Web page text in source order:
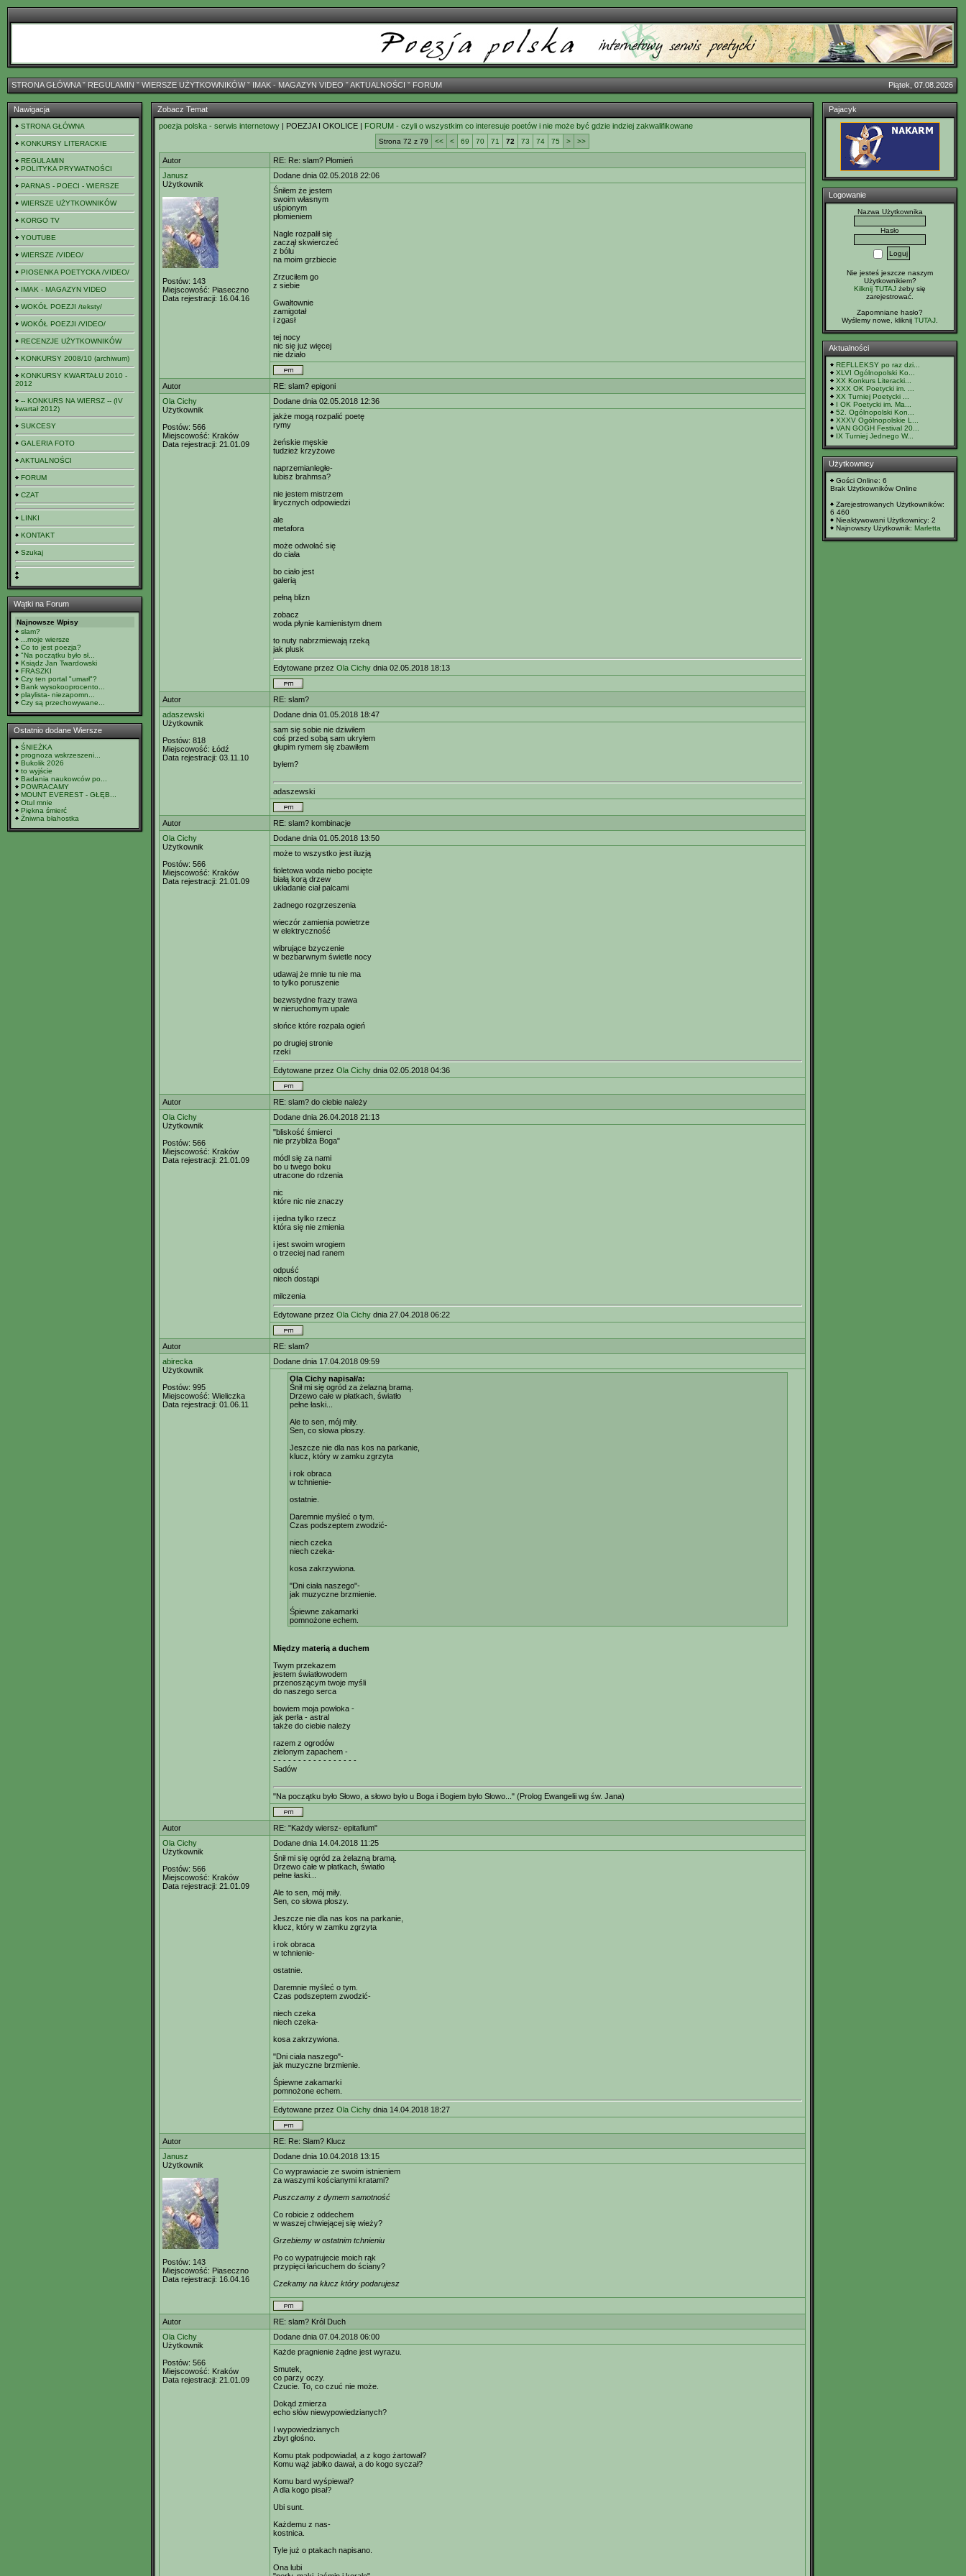
STRONA GŁÓWNAˇ REGULAMIN ˇ WIERSZE UŻYTKOWNIKÓWˇ IMAK - MAGAZYN VIDEO ˇAKTUALNOŚCI ˇ FORUM Piątek, 07.08.2026
Nawigacja
STRONA GŁÓWNA
KONKURSY LITERACKIE
REGULAMIN
POLITYKA PRYWATNOŚCI
PARNAS - POECI - WIERSZE
WIERSZE UŻYTKOWNIKÓW
KORGO TV
YOUTUBE
WIERSZE /VIDEO/
PIOSENKA POETYCKA /VIDEO/
IMAK - MAGAZYN VIDEO
WOKÓŁ POEZJI /teksty/
WOKÓŁ POEZJI /VIDEO/
RECENZJE UŻYTKOWNIKÓW
KONKURSY 2008/10 (archiwum)
KONKURSY KWARTAŁU 2010 -
2012
-- KONKURS NA WIERSZ -- (IV
kwartał 2012)
SUKCESY
GALERIA FOTO
AKTUALNOŚCI
FORUM
CZAT
LINKI
KONTAKT
Szukaj
Wątki na Forum
Najnowsze Wpisy
slam?
...moje wiersze
Co to jest poezja?
"Na początku było sł...
Ksiądz Jan Twardowski
FRASZKI
Czy ten portal "umarł"?
Bank wysokooprocento...
playlista- niezapomn...
Czy są przechowywane...
Ostatnio dodane Wiersze
ŚNIEŻKA
prognoza wskrzeszeni...
Bukolik 2026
to wyjście
Badania naukowców po...
POWRACAMY
MOUNT EVEREST - GŁĘB...
Otul mnie
Piękna śmierć
Żniwna błahostka
Zobacz Temat
poezja polska - serwis internetowy | POEZJA I OKOLICE | FORUM - czyli o wszystkim co interesuje poetów i nie może być gdzie indziej zakwalifikowane
Strona 72 z 79 << < 69 70 71 72 73 74 75 > >>
Autor
RE: Re: slam? Płomień
Janusz
Użytkownik
Postów: 143
Miejscowość: Piaseczno
Data rejestracji: 16.04.16
Dodane dnia 02.05.2018 22:06
Śniłem że jestem
swoim własnym
uśpionym
płomieniem
Nagle rozpalił się
zaczął skwierczeć
z bólu
na moim grzbiecie
Zrzuciłem go
z siebie
Gwałtownie
zamigotał
i zgasł
tej nocy
nic się już więcej
nie działo
Autor
RE: slam? epigoni
Ola Cichy
Użytkownik
Postów: 566
Miejscowość: Kraków
Data rejestracji: 21.01.09
Dodane dnia 02.05.2018 12:36
jakże mogą rozpalić poetę
rymy
żeńskie męskie
tudzież krzyżowe
naprzemianległe-
lubisz brahmsa?
nie jestem mistrzem
lirycznych odpowiedzi
ale
metafora
może odwołać się
do ciała
bo ciało jest
galerią
pełną blizn
zobacz
woda płynie kamienistym dnem
to nuty nabrzmiewają rzeką
jak plusk
Edytowane przez Ola Cichy dnia 02.05.2018 18:13
Autor
RE: slam?
adaszewski
Użytkownik
Postów: 818
Miejscowość: Łódź
Data rejestracji: 03.11.10
Dodane dnia 01.05.2018 18:47
sam się sobie nie dziwiłem
coś przed sobą sam ukryłem
głupim rymem się zbawiłem
byłem?
adaszewski
Autor
RE: slam? kombinacje
Ola Cichy
Użytkownik
Postów: 566
Miejscowość: Kraków
Data rejestracji: 21.01.09
Dodane dnia 01.05.2018 13:50
może to wszystko jest iluzją
fioletowa woda niebo pocięte
białą korą drzew
układanie ciał palcami
żadnego rozgrzeszenia
wieczór zamienia powietrze
w elektryczność
wibrujące bzyczenie
w bezbarwnym świetle nocy
udawaj że mnie tu nie ma
to tylko poruszenie
bezwstydne frazy trawa
w nieruchomym upale
słońce które rozpala ogień
po drugiej stronie
rzeki
Edytowane przez Ola Cichy dnia 02.05.2018 04:36
Autor
RE: slam? do ciebie należy
Ola Cichy
Użytkownik
Postów: 566
Miejscowość: Kraków
Data rejestracji: 21.01.09
Dodane dnia 26.04.2018 21:13
"bliskość śmierci
nie przybliża Boga"
módl się za nami
bo u twego boku
utracone do rdzenia
nic
które nic nie znaczy
i jedna tylko rzecz
która się nie zmienia
i jest swoim wrogiem
o trzeciej nad ranem
odpuść
niech dostąpi
milczenia
Edytowane przez Ola Cichy dnia 27.04.2018 06:22
Autor
RE: slam?
abirecka
Użytkownik
Postów: 995
Miejscowość: Wieliczka
Data rejestracji: 01.06.11
Dodane dnia 17.04.2018 09:59
Ola Cichy napisał/a:
Śnił mi się ogród za żelazną bramą.
Drzewo całe w płatkach, światło
pełne łaski...
Ale to sen, mój miły.
Sen, co słowa płoszy.
Jeszcze nie dla nas kos na parkanie,
klucz, który w zamku zgrzyta
i rok obraca
w tchnienie-
ostatnie.
Daremnie myśleć o tym.
Czas podszeptem zwodzić-
niech czeka
niech czeka-
kosa zakrzywiona.
"Dni ciała naszego"-
jak muzyczne brzmienie.
Śpiewne zakamarki
pomnożone echem.
Między materią a duchem
Twym przekazem
jestem światłowodem
przenoszącym twoje myśli
do naszego serca
bowiem moja powłoka -
jak perła - astral
także do ciebie należy
razem z ogrodów
zielonym zapachem -
- - - - - - - - - - - - - - - - -
Sadów
"Na początku było Słowo, a słowo było u Boga i Bogiem było Słowo..." (Prolog Ewangelii wg św. Jana)
Autor
RE: "Każdy wiersz- epitafium"
Ola Cichy
Użytkownik
Postów: 566
Miejscowość: Kraków
Data rejestracji: 21.01.09
Dodane dnia 14.04.2018 11:25
Śnił mi się ogród za żelazną bramą.
Drzewo całe w płatkach, światło
pełne łaski...
Ale to sen, mój miły.
Sen, co słowa płoszy.
Jeszcze nie dla nas kos na parkanie,
klucz, który w zamku zgrzyta
i rok obraca
w tchnienie-
ostatnie.
Daremnie myśleć o tym.
Czas podszeptem zwodzić-
niech czeka
niech czeka-
kosa zakrzywiona.
"Dni ciała naszego"-
jak muzyczne brzmienie.
Śpiewne zakamarki
pomnożone echem.
Edytowane przez Ola Cichy dnia 14.04.2018 18:27
Autor
RE: Re: Slam? Klucz
Janusz
Użytkownik
Postów: 143
Miejscowość: Piaseczno
Data rejestracji: 16.04.16
Dodane dnia 10.04.2018 13:15
Co wyprawiacie ze swoim istnieniem
za waszymi kościanymi kratami?
Puszczamy z dymem samotność
Co robicie z oddechem
w waszej chwiejącej się wieży?
Grzebiemy w ostatnim tchnieniu
Po co wypatrujecie moich rąk
przypięci łańcuchem do ściany?
Czekamy na klucz który podarujesz
Autor
RE: slam? Król Duch
Ola Cichy
Użytkownik
Postów: 566
Miejscowość: Kraków
Data rejestracji: 21.01.09
Dodane dnia 07.04.2018 06:00
Każde pragnienie żądne jest wyrazu.
Smutek,
co parzy oczy.
Czucie. To, co czuć nie może.
Dokąd zmierza
echo słów niewypowiedzianych?
I wypowiedzianych
zbyt głośno.
Komu ptak podpowiadał, a z kogo żartował?
Komu wąż jabłko dawał, a do kogo syczał?
Komu bard wyśpiewał?
A dla kogo pisał?
Ubi sunt.
Każdemu z nas-
kostnica.
Tyle już o ptakach napisano.
Ona lubi
Pajacyk
Logowanie
Nazwa Użytkownika
Hasło
Nie jesteś jeszcze naszym
Użytkownikiem?
Kilknij TUTAJ żeby się
zarejestrować.
Zapomniane hasło?
Wyślemy nowe, kliknij TUTAJ
Aktualności
REFLLEKSY po raz dzi...
XLVI Ogólnopolski Ko...
XX Konkurs Literacki...
XXX OK Poetycki im. ...
XX Turniej Poetycki ...
I OK Poetycki im. Ma...
52. Ogólnopolski Kon...
XXXV Ogólnopolskie L...
VAN GOGH Festival 20...
IX Turniej Jednego W...
Użytkownicy
Gości Online: 6
Brak Użytkowników Online
Zarejestrowanych Użytkowników:
6 460
Nieaktywowani Użytkownicy: 2
Najnowszy Użytkownik: Marletta